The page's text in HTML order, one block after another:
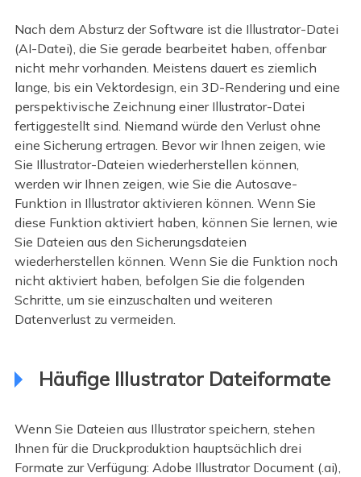
Nach dem Absturz der Software ist die Illustrator-Datei
(AI-Datei), die Sie gerade bearbeitet haben, offenbar
nicht mehr vorhanden. Meistens dauert es ziemlich
lange, bis ein Vektordesign, ein 3D-Rendering und eine
perspektivische Zeichnung einer Illustrator-Datei
fertiggestellt sind. Niemand würde den Verlust ohne
eine Sicherung ertragen. Bevor wir Ihnen zeigen, wie
Sie Illustrator-Dateien wiederherstellen können,
werden wir Ihnen zeigen, wie Sie die Autosave-
Funktion in Illustrator aktivieren können. Wenn Sie
diese Funktion aktiviert haben, können Sie lernen, wie
Sie Dateien aus den Sicherungsdateien
wiederherstellen können. Wenn Sie die Funktion noch
nicht aktiviert haben, befolgen Sie die folgenden
Schritte, um sie einzuschalten und weiteren
Datenverlust zu vermeiden.
Häufige Illustrator Dateiformate
Wenn Sie Dateien aus Illustrator speichern, stehen
Ihnen für die Druckproduktion hauptsächlich drei
Formate zur Verfügung: Adobe Illustrator Document (.ai),